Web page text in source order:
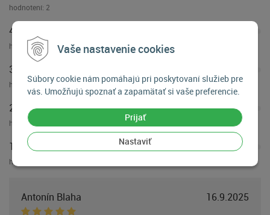
Vaše nastavenie cookies
Súbory cookie nám pomáhajú pri poskytovaní služieb pre
vás. Umožňujú spoznať a zapamätať si vaše preferencie.
Prijať
Nastaviť
hodnotení: 2
4 hviezdičky
hodnotení:
3 hviezdičky
hodnotení:0
2 hviezdičky
hodnotení:
1 hviezdička
hodnotení:
Antonín Blaha 16.9.2025